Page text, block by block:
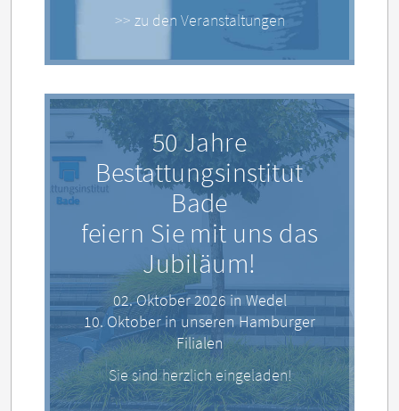
>> zu den Veranstaltungen
50 Jahre
Bestattungsinstitut
Bade
feiern Sie mit uns das
Jubiläum!
02. Oktober 2026 in Wedel
10. Oktober in unseren Hamburger
Filialen
Sie sind herzlich eingeladen!